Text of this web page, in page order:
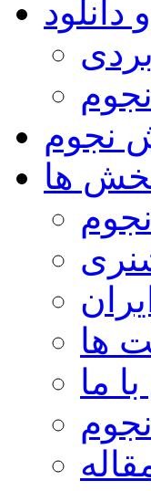
نجوم
ها
ها
ما